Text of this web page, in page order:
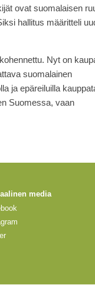
ovat suomalaisen
hallitus määritteli
Nyt on
suomalainen
ja epäreiluilla
Suomessa, vaan
media